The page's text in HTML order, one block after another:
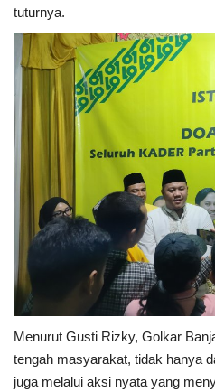
tuturnya.
Menurut Gusti Rizky, Golkar
tengah masyarakat, tidak hanya
juga melalui aksi nyata yang